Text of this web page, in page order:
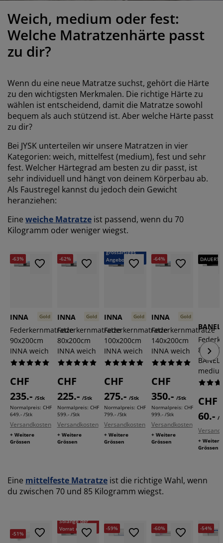
und Zubehör
Weich, medium oder fest:
Welche Matratzenhärte passt
zu dir?
Wenn du eine neue Matratze suchst, gehört die Härte
zu den wichtigsten Merkmalen. Die richtige Härte zu
wählen ist entscheidend, damit die Matratze sowohl
bequem als auch stützend ist. Aber welche Härte passt
zu dir?
Bei JYSK unterteilen wir unsere Matratzen in vier
Kategorien: weich, mittelfest (medium), fest und sehr
fest. Welcher Härtegrad am besten zu dir passt, ist
sehr individuell und hängt von deinem Körperbau ab.
Als Faustregel kannst du jedoch dein Gewicht
heranziehen:
Eine weiche Matratze ist passend, wenn du 70
Kilogramm oder weniger wiegst.
-63%
Gold
INNA
Federkernmatratze
90x200cm
INNA weich
CHF
235.- /Stk
Normalpreis: CHF
649.- /Stk
Versandkosten
+ Weitere
Grössen
-62%
Gold
INNA
Federkernmatratze
80x200cm
INNA weich
CHF
225.- /Stk
Normalpreis: CHF
599.- /Stk
Versandkosten
+ Weitere
Grössen
-65%
grossartiges
Angebot
Gold
INNA
Federkernmatratze
100x200cm
INNA weich
CHF
275.- /Stk
Normalpreis: CHF
799.- /Stk
Versandkosten
+ Weitere
Grössen
-64%
Gold
INNA
Federkernmatratze
140x200cm
INNA weich
CHF
350.- /Stk
Normalpreis: CHF
999.- /Stk
Versandkosten
+ Weitere
Grössen
CHF
60.- /
+ Weitere
Grössen
Eine mittelfeste Matratze ist die richtige Wahl, wenn
du zwischen 70 und 85 Kilogramm wiegst.
-51%
Solange der
Vorrat reicht
-59% -60% -54%